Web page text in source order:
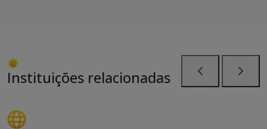
Instituições relacionadas